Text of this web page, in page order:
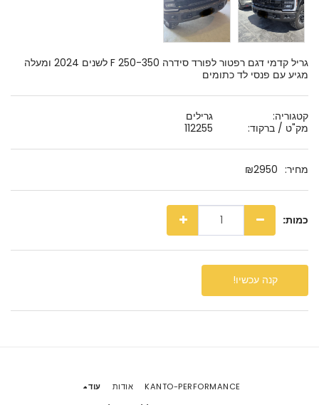
גריל קדמי דגם רפטור לפורד סידרה F 250-350 לשנים 2024 ומעלה
מגיע עם פנסי לד כתומים
קטגוריה:
גרילים
מק"ט / ברקוד:
מחיר: ₪2950
כמות:
קנה עכשיו!
KANTO-PERFORMANCE אודות עוד